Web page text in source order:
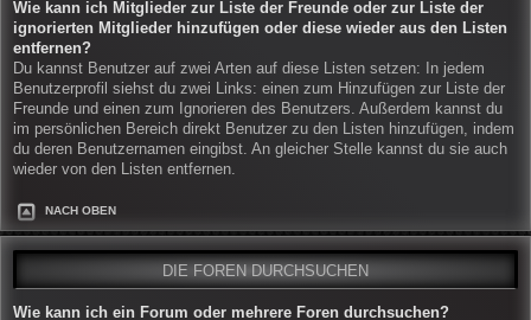
Wie kann ich Mitglieder zur Liste der Freunde oder zur Liste der
ignorierten Mitglieder hinzufügen oder diese wieder aus den Listen
entfernen?
Du kannst Benutzer auf zwei Arten auf diese Listen setzen: In jedem
Benutzerprofil siehst du zwei Links: einen zum Hinzufügen zur Liste der
Freunde und einen zum Ignorieren des Benutzers. Außerdem kannst du
im persönlichen Bereich direkt Benutzer zu den Listen hinzufügen, indem
du deren Benutzernamen eingibst. An gleicher Stelle kannst du sie auch
wieder von den Listen entfernen.
NACH OBEN
DIE FOREN DURCHSUCHEN
Wie kann ich ein Forum oder mehrere Foren durchsuchen?